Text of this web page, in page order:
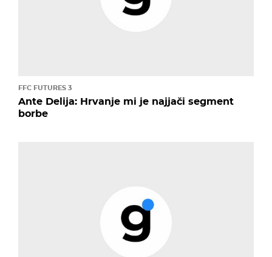
FFC FUTURES 3
Ante Delija: Hrvanje mi je najjači segment
borbe